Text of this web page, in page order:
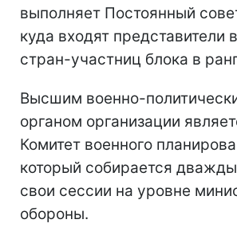
выполняет Постоянный
куда входят представители
стран-участниц блока в
Высшим военно-
органом организации
Комитет военного
который собирается
свои сессии на уровне
обороны.